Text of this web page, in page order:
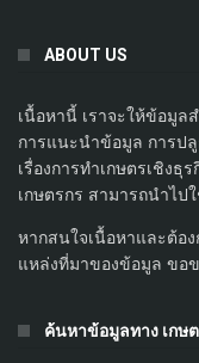
ABOUT US
เนื้อหานี้ เราจะให้ข้อมูล
การแนะนำข้อมูล การป
เรื่องการทำเกษตรเชิงธุ
เกษตรกร สามารถนำไป
หากสนใจเนื้อหาและต้อง
แหล่งที่มาของข้อมูล ขอ
ค้นหาข้อมูลทาง เกษ